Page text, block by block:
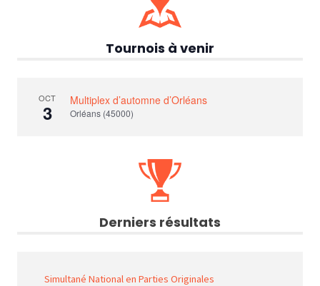
Tournois à venir
OCT
3
Multiplex d’automne d’Orléans
Orléans (45000)
Derniers résultats
Simultané National en Parties Originales